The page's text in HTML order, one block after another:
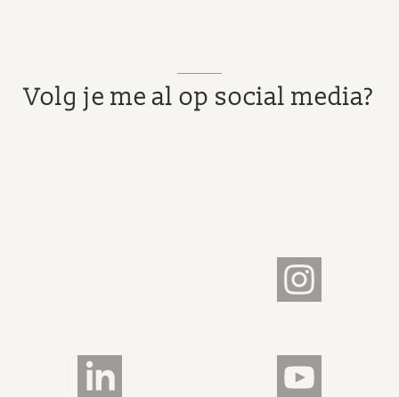
Volg je me al op social media?